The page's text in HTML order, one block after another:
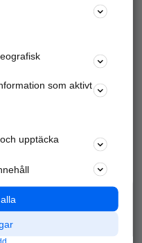
företaget
och annonsera mot
nära dig.
sökningar
som aktivt
upptäcka